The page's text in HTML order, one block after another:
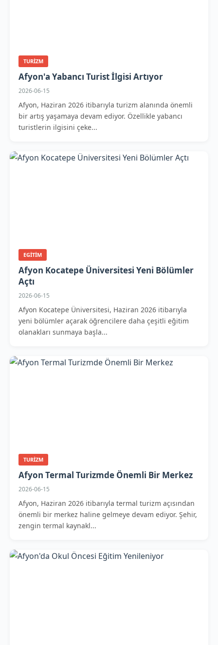
TURIZM
Afyon'a Yabancı Turist İlgisi Artıyor
2026-06-15
Afyon, Haziran 2026 itibarıyla turizm alanında önemli
bir artış yaşamaya devam ediyor. Özellikle yabancı
turistlerin ilgisini çeke...
EGITIM
Afyon Kocatepe Üniversitesi Yeni Bölümler
Açtı
2026-06-15
Afyon Kocatepe Üniversitesi, Haziran 2026 itibarıyla
yeni bölümler açarak öğrencilere daha çeşitli eğitim
olanakları sunmaya başla...
TURIZM
Afyon Termal Turizmde Önemli Bir Merkez
2026-06-15
Afyon, Haziran 2026 itibarıyla termal turizm açısından
önemli bir merkez haline gelmeye devam ediyor. Şehir,
zengin termal kaynakl...